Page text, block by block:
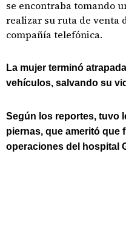
se encontraba tomando
realizar su ruta de venta
compañía telefónica.
La mujer terminó
vehículos, salvando su
Según los reportes, tuvo
piernas, que ameritó que
operaciones del hospital